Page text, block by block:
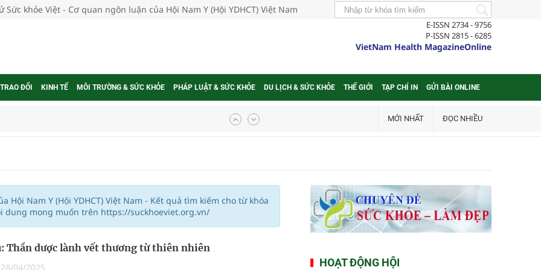
Sức khỏe Việt - Cơ quan ngôn luận của Hội Nam Y (Hội YDHCT) Việt Nam
E-ISSN 2734 - 9756
P-ISSN 2815 - 6285
VietNam Health MagazineOnline
ĐỔI KINH TẾ MÔI TRƯỜNG & SỨC KHỎE PHÁP LUẬT & SỨC KHỎE DU LỊCH & SỨC KHỎE THẾ GIỚI TẠP CHÍ IN GỬI BÀI ONLINE
quốc
mới của Việt Nam
MỚI NHẤT ĐỌC NHIỀU
Hội Nam Y (Hội YDHCT) Việt Nam - Kết quả tìm kiếm cho từ khóa
dung mong muốn trên https://suckhoeviet.org.vn/
Thần dược lành vết thương từ thiên nhiên
28/04/2025
HOẠT ĐỘNG HỘI